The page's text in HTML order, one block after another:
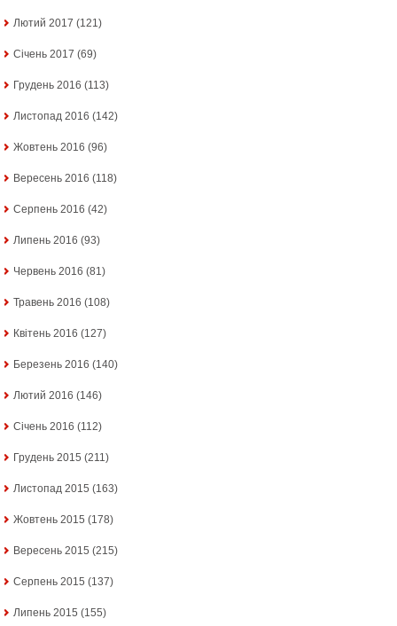
Лютий 2017 (121)
Січень 2017 (69)
Грудень 2016 (113)
Листопад 2016 (142)
Жовтень 2016 (96)
Вересень 2016 (118)
Серпень 2016 (42)
Липень 2016 (93)
Червень 2016 (81)
Травень 2016 (108)
Квітень 2016 (127)
Березень 2016 (140)
Лютий 2016 (146)
Січень 2016 (112)
Грудень 2015 (211)
Листопад 2015 (163)
Жовтень 2015 (178)
Вересень 2015 (215)
Серпень 2015 (137)
Липень 2015 (155)